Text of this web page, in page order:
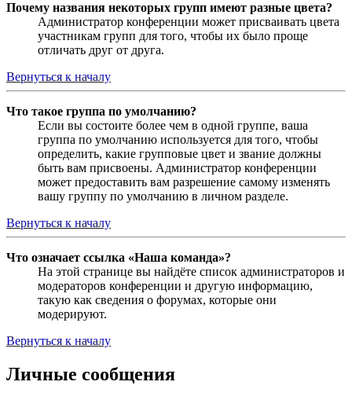
Почему названия некоторых групп имеют разные цвета?
Администратор конференции может присваивать цвета
участникам групп для того, чтобы их было проще
отличать друг от друга.
Вернуться к началу
Что такое группа по умолчанию?
Если вы состоите более чем в одной группе, ваша
группа по умолчанию используется для того, чтобы
определить, какие групповые цвет и звание должны
быть вам присвоены. Администратор конференции
может предоставить вам разрешение самому изменять
вашу группу по умолчанию в личном разделе.
Вернуться к началу
Что означает ссылка «Наша команда»?
На этой странице вы найдёте список администраторов и
модераторов конференции и другую информацию,
такую как сведения о форумах, которые они
модерируют.
Вернуться к началу
Личные сообщения